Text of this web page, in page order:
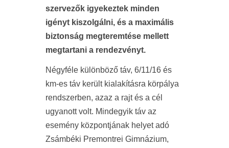
szervezők igyekeztek minden
igényt kiszolgálni, és a maximális
biztonság megteremtése mellett
megtartani a rendezvényt.
Négyféle különböző táv, 6/11/16 és
km-es táv került kialakításra körpálya
rendszerben, azaz a rajt és a cél
ugyanott volt. Mindegyik táv az
esemény központjának helyet adó
Zsámbéki Premontrei Gimnázium,